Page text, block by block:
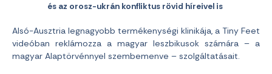
és az orosz-ukrán konfliktus rövid híreivel is
Alsó-Ausztria legnagyobb termékenységi klinikája, a Tiny Feet
videóban reklámozza a magyar leszbikusok számára – a
magyar Alaptörvénnyel szembemenve – szolgáltatásait.